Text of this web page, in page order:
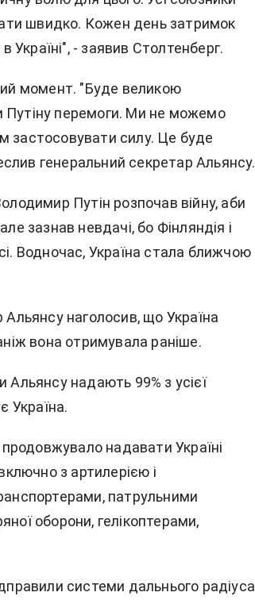
швидко. Кожен день затримок
Україні", - заявив Столтенберг.
момент. "Буде великою
Путіну перемоги. Ми не можемо
застосовувати силу. Це буде
генеральний секретар Альянсу.
Путін розпочав війну, аби
зазнав невдачі, бо Фінляндія і
Водночас, Україна стала ближчою
наголосив, що Україна
вона отримувала раніше.
надають 99% з усієї
Україна.
надавати Україні
з артилерією і
патрульними
оборони, гелікоптерами,
системи дальнього радіуса